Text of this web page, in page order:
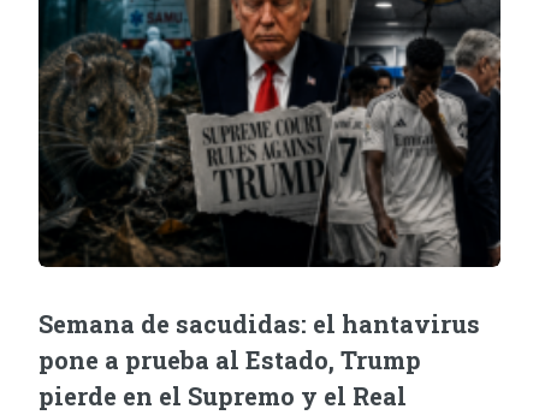
Semana de sacudidas: el hantavirus
pone a prueba al Estado, Trump
pierde en el Supremo y el Real